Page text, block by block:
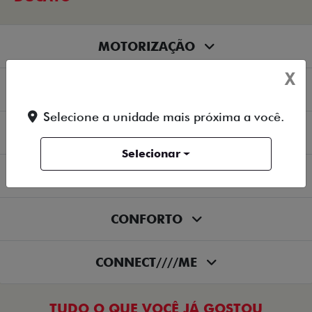
MOTORIZAÇÃO
TECNOLOGIA
CONFORTO
CONNECT////ME
TUDO O QUE VOCÊ JÁ GOSTOU
X
Selecione a unidade mais próxima a você.
Selecionar